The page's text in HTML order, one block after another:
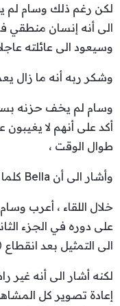
لكن رغم ذلك وسام لم
الى أنه إنسان منطقي
وسيعود الى عائلته
وشكر ربه أنه ما زال
وسام لم يخف حزنه
أكد على أنهم لا
طوال الوقت ،
وأشار الى أن Bella كلما اشتاقت له تأخذ التلفون لتكلمه .
خلال اللقاء ، أعرب
على دوره في الجزء
الى التمثيل بعد انقطاع 20 عاماً .
لكنه أشار الى أنه
إعادة تصوير كل